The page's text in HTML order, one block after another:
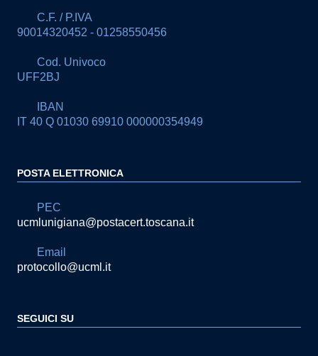
C.F. / P.IVA
90014320452 - 01258550456
Cod. Univoco
UFF2BJ
IBAN
IT 40 Q 01030 69910 000000354949
POSTA ELETTRONICA
PEC
ucmlunigiana@postacert.toscana.it
Email
protocollo@ucml.it
SEGUICI SU